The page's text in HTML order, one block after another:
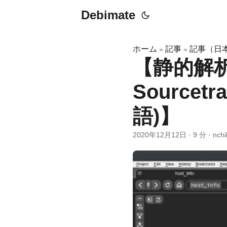
Debimate
ホーム » 記事 » 記事（日
【静的
語)】
2020年12月12日 · 9 分 ·